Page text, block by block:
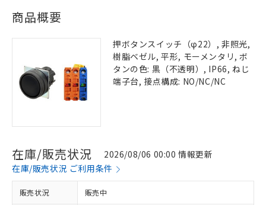
商品概要
押ボタンスイッチ（φ22）, 非照光,
樹脂ベゼル, 平形, モーメンタリ, ボ
タンの色: 黒（不透明）, IP66, ねじ
端子台, 接点構成: NO/NC/NC
在庫/販売状況
2026/08/06 00:00 情報更新
在庫/販売状況 ご利用条件
販売状況 販売中